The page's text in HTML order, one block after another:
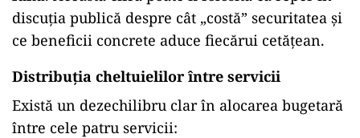
discuția publică despre cât „costă” securitatea și
ce beneficii concrete aduce fiecărui cetățean.
Distribuția cheltuielilor între servicii
Există un dezechilibru clar în alocarea bugetară
între cele patru servicii: